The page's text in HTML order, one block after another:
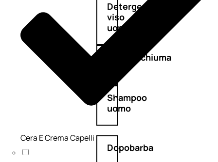
Detergente
viso
uomo
Docciaschiuma
uomo
Shampoo
uomo
Dopobarba
Cera E Crema Capelli